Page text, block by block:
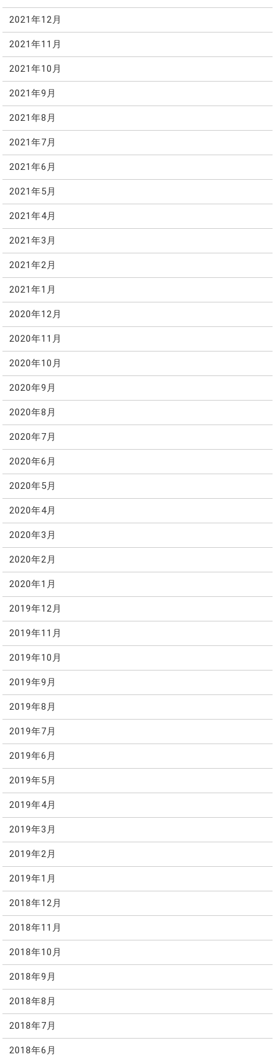
2021年12月
2021年11月
2021年10月
2021年9月
2021年8月
2021年7月
2021年6月
2021年5月
2021年4月
2021年3月
2021年2月
2021年1月
2020年12月
2020年11月
2020年10月
2020年9月
2020年8月
2020年7月
2020年6月
2020年5月
2020年4月
2020年3月
2020年2月
2020年1月
2019年12月
2019年11月
2019年10月
2019年9月
2019年8月
2019年7月
2019年6月
2019年5月
2019年4月
2019年3月
2019年2月
2019年1月
2018年12月
2018年11月
2018年10月
2018年9月
2018年8月
2018年7月
2018年6月